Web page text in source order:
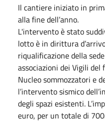
Il cantiere iniziato in
alla fine dell’anno.
L'intervento è stato
lotto è in dirittura
riqualificazione della
associazioni dei Vigili del
Nucleo sommozzatori e
l’intervento sismico
degli spazi esistenti.
euro, per un totale di